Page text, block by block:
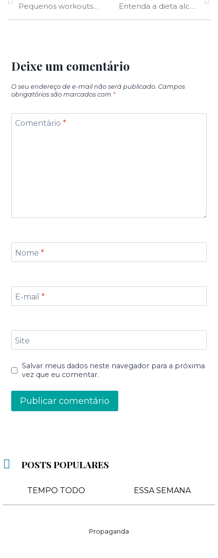
Pequenos workouts: mini exercícios são a opção ideal para você que está sem tempo
Entenda a dieta alcalina e seus efeitos na longevidade e prevenção de doenças crônicas
Deixe um comentário
O seu endereço de e-mail não será publicado. Campos
obrigatórios são marcados com *
Comentário *
Nome *
E-mail *
Site
Salvar meus dados neste navegador para a próxima
vez que eu comentar.
POSTS POPULARES
TEMPO TODO ESSA SEMANA
Propaganda